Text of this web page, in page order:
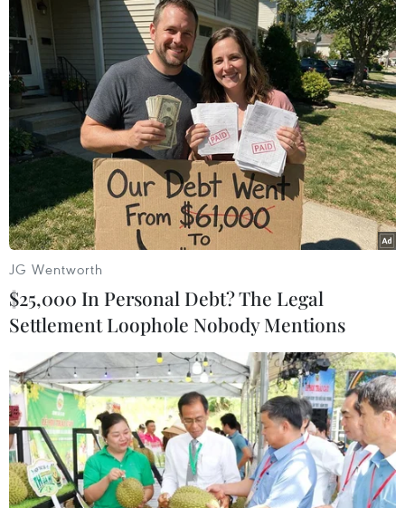
Nghiên cứu: AI giúp tăng năng suất của
người lao động có kỹ năng thấp
25/04/2023 08:19
Với sự hỗ trợ của AI, những nhân viên có kỹ năng thấp
nhất đã có thể hoàn thành công việc nhanh hơn 35%.
Hiệu suất của họ cũng được cải thiện nhanh hơn nhiều.
JG Wentworth
$25,000 In Personal Debt? The Legal
Settlement Loophole Nobody Mentions